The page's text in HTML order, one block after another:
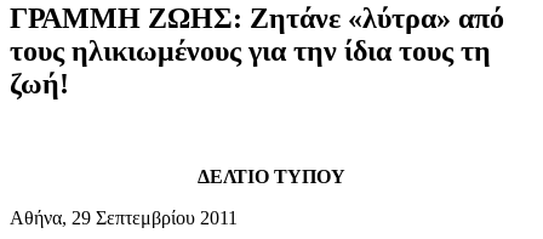
ΓΡΑΜΜΗ ΖΩΗΣ: Ζητάνε «λύτρα» από
τους ηλικιωμένους για την ίδια τους τη
ζωή!
ΔΕΛΤΙΟ ΤΥΠΟΥ
Αθήνα, 29 Σεπτεμβρίου 2011